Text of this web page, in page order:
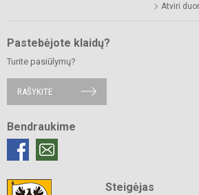
Atviri
Pastebėjote klaidų?
Turite pasiūlymų?
RAŠYKITE
Bendraukime
Steigėjas